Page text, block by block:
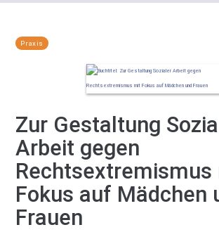
Praxis
Zur Gestaltung
Arbeit gegen
Rechtsextremismus
Fokus auf Mädchen
Frauen